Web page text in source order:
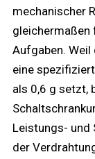
mechanischer
gleichermaßen
Aufgaben.
eine
als 0,6 g setzt,
Leistungs- und
der